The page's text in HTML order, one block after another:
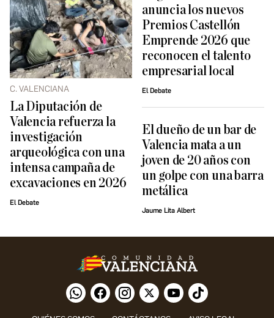
C. VALENCIANA
La Diputación de
Valencia refuerza la
investigación
arqueológica con una
intensa campaña de
excavaciones en 2026
El Debate
anuncia los nuevos
Premios Castellón
Emprende 2026 que
reconocen el talento
empresarial local
El Debate
El dueño de un bar de
Valencia mata a un
joven de 20 años con
un golpe con una barra
metálica
Jaume Lita Albert